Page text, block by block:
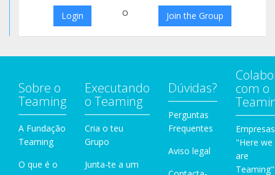
Login o Join the Group
Sobre o
Teaming
A Fundação
Teaming
O que é o
Executando
o Teaming
Cria o teu
Grupo
Junta-te a um
Dúvidas?
Perguntas
Frequentes
Aviso legal
com o
Empresas
"Here we
are
Teaming"